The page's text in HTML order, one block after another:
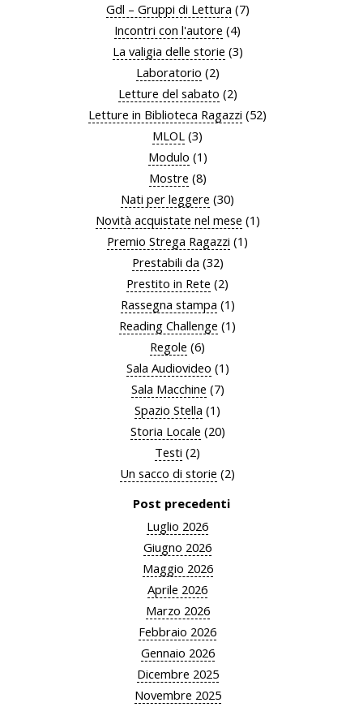
Gdl – Gruppi di Lettura (7)
Incontri con l'autore (4)
La valigia delle storie (3)
Laboratorio (2)
Letture del sabato (2)
Letture in Biblioteca Ragazzi (52)
MLOL (3)
Modulo (1)
Mostre (8)
Nati per leggere (30)
Novità acquistate nel mese (1)
Premio Strega Ragazzi (1)
Prestabili da (32)
Prestito in Rete (2)
Rassegna stampa (1)
Reading Challenge (1)
Regole (6)
Sala Audiovideo (1)
Sala Macchine (7)
Spazio Stella (1)
Storia Locale (20)
Testi (2)
Un sacco di storie (2)
Post precedenti
Luglio 2026
Giugno 2026
Maggio 2026
Aprile 2026
Marzo 2026
Febbraio 2026
Gennaio 2026
Dicembre 2025
Novembre 2025